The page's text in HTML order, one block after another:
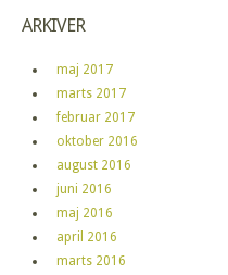
ARKIVER
maj 2017
marts 2017
februar 2017
oktober 2016
august 2016
juni 2016
maj 2016
april 2016
marts 2016